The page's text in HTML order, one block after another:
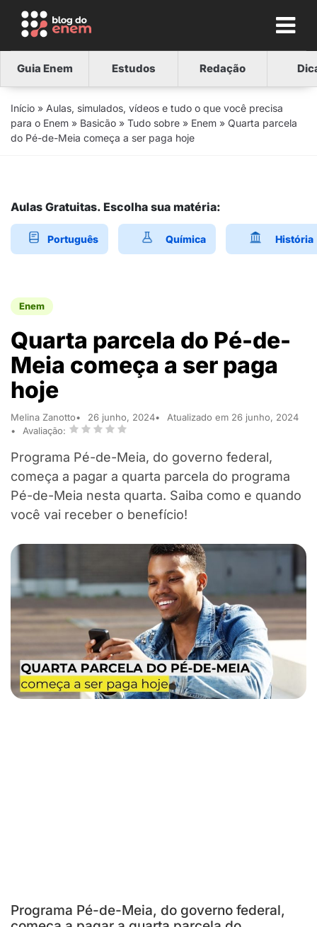
Guia Enem Estudos Redação
Início » Aulas, simulados, vídeos e tudo o que você precisa
para o Enem » Basicão » Tudo sobre » Enem » Quarta parcela
do Pé-de-Meia começa a ser paga hoje
Aulas Gratuitas. Escolha sua matéria:
Português Química História
Enem
Quarta parcela do Pé-de-
Meia começa a ser paga
hoje
Melina Zanotto 26 junho, 2024
Atualizado em 26 junho, 2024
Avaliação:
Programa Pé-de-Meia, do governo federal,
começa a pagar a quarta parcela do programa
Pé-de-Meia nesta quarta. Saiba como e quando
você vai receber o benefício!
Programa Pé-de-Meia, do governo federal,